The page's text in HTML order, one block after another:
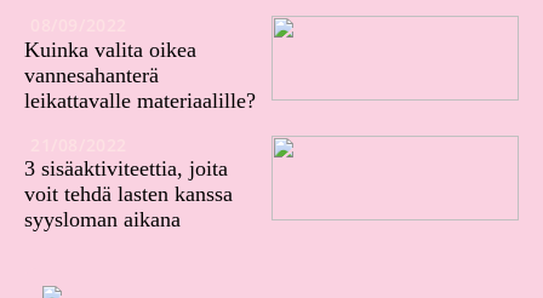
Kuinka valita oikea
vannesahanterä
leikattavalle materiaalille?
3 sisäaktiviteettia, joita
voit tehdä lasten kanssa
syysloman aikana